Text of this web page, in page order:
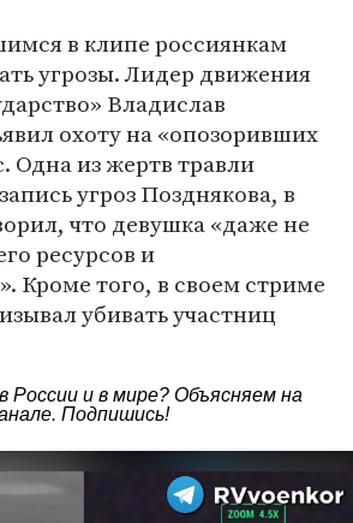
в клипе россиянкам
угрозы. Лидер движения
Владислав
охоту на «опозоривших
Одна из жертв травли
угроз Позднякова, в
что девушка «даже не
ресурсов и
Кроме того, в своем стриме
убивать участниц
России и в мире? Объясняем на
. Подпишись!